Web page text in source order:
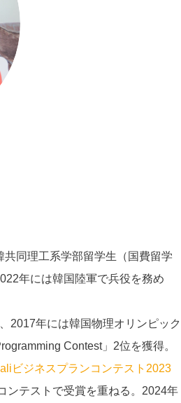
同理工系学部留学生（国費留学
年には韓国陸軍で兵役を務め
2017年には韓国物理オリンピック
Contest」2位を獲得。
ビジネスプランコンテスト2023
ンテストで受賞を重ねる。2024年